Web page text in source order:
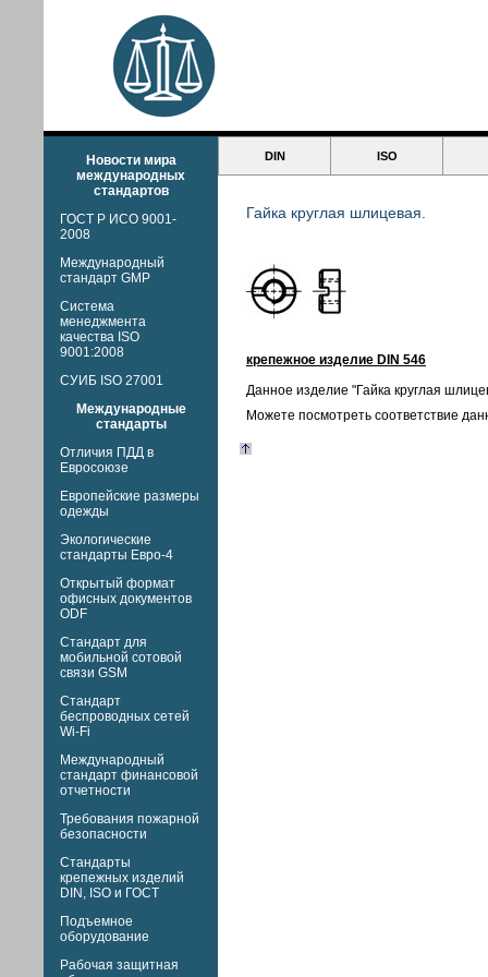
Новости мира
международных
стандартов
ГОСТ Р ИСО 9001-
2008
Международный
стандарт GMP
Система
менеджмента
качества ISO
9001:2008
СУИБ ISO 27001
Международные
стандарты
Отличия ПДД в
Евросоюзе
Европейские размеры
одежды
Экологические
стандарты Евро-4
Открытый формат
офисных документов
ODF
Стандарт для
мобильной сотовой
связи GSM
Стандарт
беспроводных сетей
Wi-Fi
Международный
стандарт финансовой
отчетности
Требования пожарной
безопасности
Стандарты
крепежных изделий
DIN, ISO и ГОСТ
Подъемное
оборудование
Рабочая защитная
DIN ISO
Гайка круглая шлицевая.
крепежное изделие DIN 546
Данное изделие "Гайка круглая
Можете посмотреть соответствие